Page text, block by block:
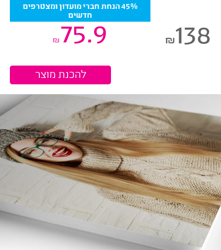
138
₪
45% הנחת חברי מועדון ומצטרפים
חדשים
75.9
₪